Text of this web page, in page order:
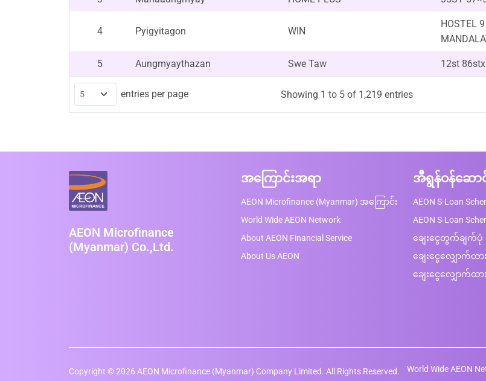
4 Pyigyitagon WIN
HOSTEL
5 Aungmyaythazan Swe Taw 12st
entries per page Showing 1 to 5 of 1,219 entries
AEON Microfinance
(Myanmar) Co.,Ltd.
အကြောင်းအရာ
AEON Microfinance (Myanmar) အကြောင်း
World Wide AEON Network
About AEON Financial Service
About Us AEON
အီရွန်ဝန်ဆောင်
AEON S-Loan
AEON S-Loan
ချေးငွေတွက်ချက်ပုံ
ချေးငွေလျှောက်ထ
ချေးငွေလျှောက်ထာ
Copyright © 2026 AEON Microfinance (Myanmar) Company Limited. All Rights Reserved. World Wide AEON